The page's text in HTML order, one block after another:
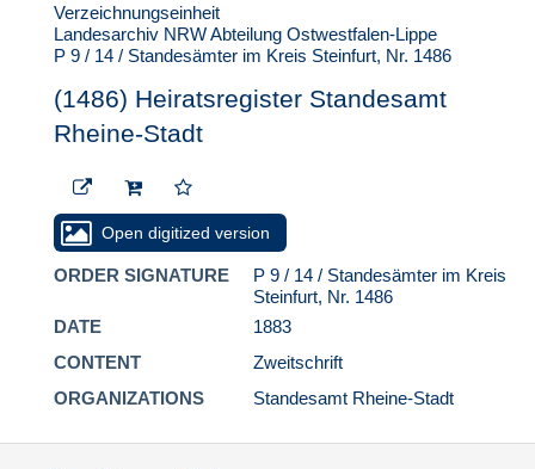
(1501) Heiratsregister
Standesamt Rheine-
Stadt
(1504) Heiratsregister
Standesamt Rheine-
Stadt
(1505) Heiratsregister
Standesamt Rheine-
Verzeichnungseinheit
Landesarchiv NRW Abteilung Ostwestfalen-Lippe
P 9 / 14 / Standesämter im Kreis Steinfurt, Nr. 1486
(1486) Heiratsregister Standesamt
Rheine-Stadt
Open digitized version
ORDER SIGNATURE
P 9 / 14 / Standesämter im Kreis
Steinfurt, Nr. 1486
DATE
1883
CONTENT
Zweitschrift
ORGANIZATIONS
Standesamt Rheine-Stadt